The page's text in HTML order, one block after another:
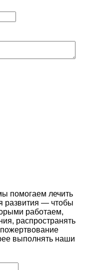
помогаем лечить
развития — чтобы
работаем,
распространять
выполнять наши